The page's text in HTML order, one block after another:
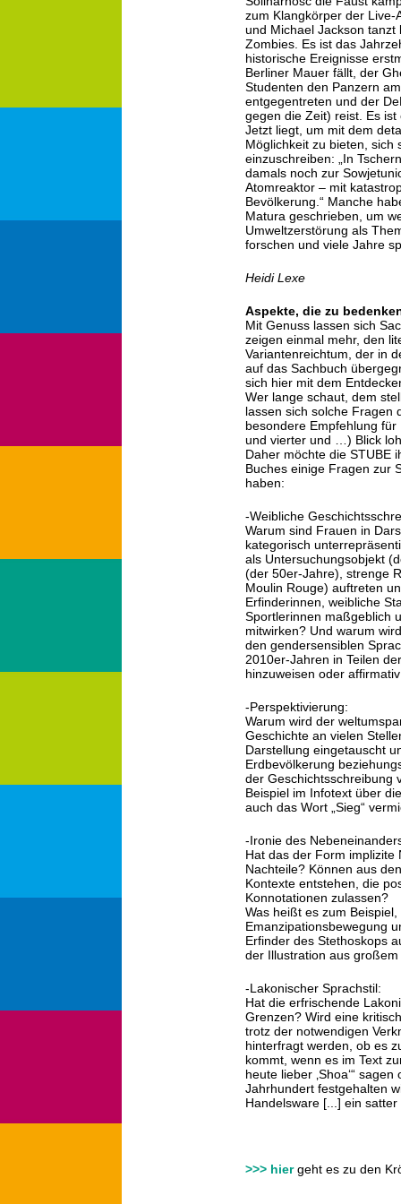
zum Klangkörper der
und Michael Jackson
Zombies. Es ist das
historische Ereignisse
Berliner Mauer fällt, der
Studenten den Panzern
entgegentreten und der
gegen die Zeit) reist. Es
Jetzt liegt, um mit dem
Möglichkeit zu bieten, sich
einzuschreiben: „In
damals noch zur
Atomreaktor – mit
Bevölkerung.“ Manche
Matura geschrieben, um
Umweltzerstörung als
forschen und viele Jahre
Heidi Lexe
Aspekte, die zu
Mit Genuss lassen sich
zeigen einmal mehr, den
Variantenreichtum, der in
auf das Sachbuch
sich hier mit dem
Wer lange schaut, dem
lassen sich solche Fragen
besondere Empfehlung
und vierter und …) Blick
Daher möchte die STUBE
Buches einige Fragen zur
haben:
-Weibliche
Warum sind Frauen in
kategorisch
als Untersuchungsobjekt
(der 50er-Jahre), strenge
Moulin Rouge) auftreten
Erfinderinnen, weibliche
Sportlerinnen maßgeblich
mitwirken? Und warum
den gendersensiblen
2010er-Jahren in Teilen
hinzuweisen oder
-Perspektivierung:
Warum wird der
Geschichte an vielen
Darstellung eingetauscht
Erdbevölkerung
der Geschichtsschreibung
Beispiel im Infotext über
auch das Wort „Sieg“
-Ironie des
Hat das der Form implizite
Nachteile? Können aus
Kontexte entstehen, die
Konnotationen zulassen?
Was heißt es zum
Emanzipationsbewegung
Erfinder des Stethoskops
der Illustration aus
-Lakonischer Sprachstil:
Hat die erfrischende
Grenzen? Wird eine
trotz der notwendigen
hinterfragt werden, ob es
kommt, wenn es im Text
heute lieber ‚Shoa‘“
Jahrhundert festgehalten
Handelsware [...] ein
>>> hiergeht es zu den